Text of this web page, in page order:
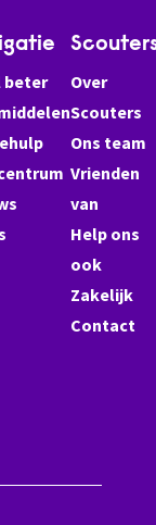
beter
Over
Scouters
Ons team
Vrienden
van
Help ons
ook
Zakelijk
Contact